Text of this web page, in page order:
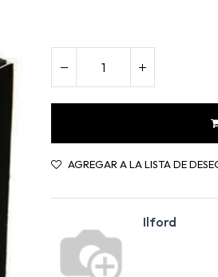
AGREGAR A LA LISTA DE
Ilford